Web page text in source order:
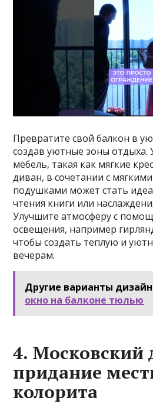
Превратите свой балкон в
создав уютные зоны отдыха.
мебель, такая как мягкие
диван, в сочетании с
подушками может стать
чтения книги или
Улучшите атмосферу с
освещения, например
чтобы создать теплую и
вечерам.
Другие варианты
окно на балконе тюлью
4. Московский
придание
колорита